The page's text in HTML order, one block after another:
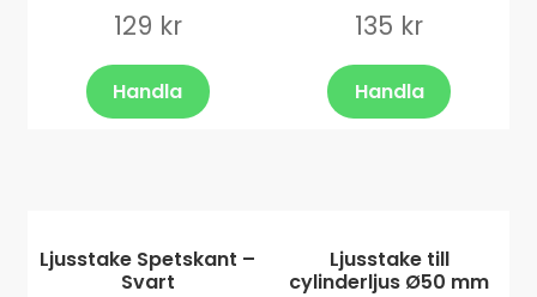
129 kr
Handla
135 kr
Handla
Ljusstake Spetskant –
Svart
Ljusstake till
cylinderljus Ø50 mm